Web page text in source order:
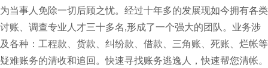
为当事人免除一切后顾之忧。经过十年多的发展现如今拥有各类
讨账、调查专业人才三十多名,形成了一个强大的团队。业务涉
及各种：工程款、货款、纠纷款、借款、三角账、死账、烂帐等
疑难账务的清收和追回。快速寻找账务逃逸人，快速帮您清帐。